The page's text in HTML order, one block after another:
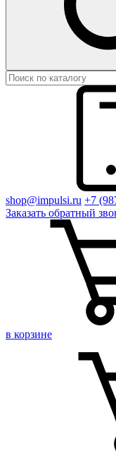
shop@impulsi.ru +7
Заказать обратный
в корзине